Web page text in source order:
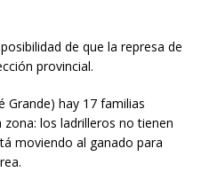
de que la represa de
provincial.
Grande) hay 17 familias
los ladrilleros no tienen
moviendo al ganado para